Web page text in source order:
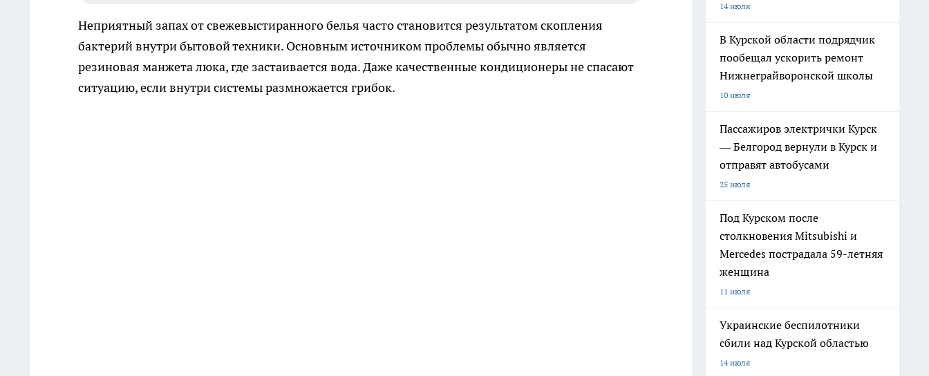
Неприятный запах от свежевыстиранного белья часто становится результатом скопления
бактерий внутри бытовой техники. Основным источником проблемы обычно является
резиновая манжета люка, где застаивается вода. Даже качественные кондиционеры не спасают
ситуацию, если внутри системы размножается грибок.
14 июля
В Курской области подрядчик
пообещал ускорить ремонт
Нижнеграйворонской школы
10 июля
Пассажиров электрички Курск
— Белгород вернули в Курск и
отправят автобусами
25 июля
Под Курском после
столкновения Mitsubishi и
Mercedes пострадала 59-летняя
женщина
11 июля
Украинские беспилотники
сбили над Курской областью
14 июля